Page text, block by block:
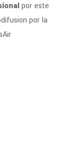
por este
por la